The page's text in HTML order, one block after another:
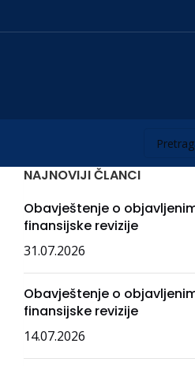
NAJNOVIJI ČLANCI
Obavještenje o
finansijske revizije
31.07.2026
Obavještenje o
finansijske revizije
14.07.2026